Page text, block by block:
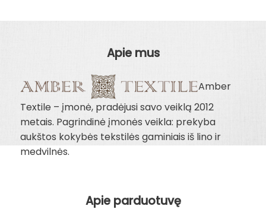
Apie mus
Amber
Textile – įmonė, pradėjusi savo veiklą 2012
metais. Pagrindinė įmonės veikla: prekyba
aukštos kokybės tekstilės gaminiais iš lino ir
medvilnės.
Apie parduotuvę